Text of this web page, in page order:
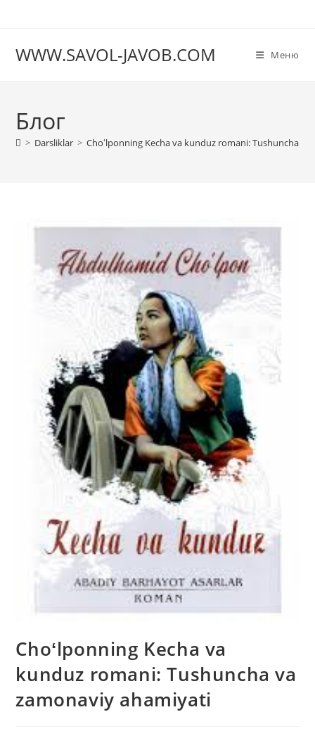
WWW.SAVOL-JAVOB.COM Меню
Блог
> Darsliklar > Choʻlponning Kecha va kunduz romani: Tushuncha
Choʻlponning Kecha va
kunduz romani: Tushuncha va
zamonaviy ahamiyati